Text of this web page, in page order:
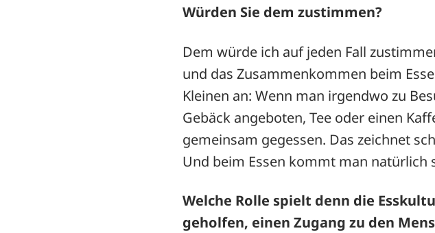
Würden Sie dem zustimmen?
Dem würde ich auf jeden Fall
und das Zusammenkommen beim
Kleinen an: Wenn man irgendwo zu
Gebäck angeboten, Tee oder einen
gemeinsam gegessen. Das zeichnet
Und beim Essen kommt man natürlich
Welche Rolle spielt denn die
geholfen, einen Zugang zu den